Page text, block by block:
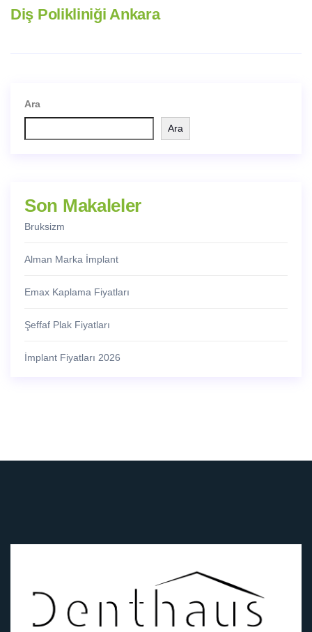
Diş Polikliniği Ankara
Ara
Ara
Son Makaleler
Bruksizm
Alman Marka İmplant
Emax Kaplama Fiyatları
Şeffaf Plak Fiyatları
İmplant Fiyatları 2026